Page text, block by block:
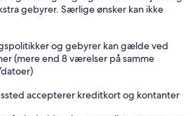
gebyrer. Særlige ønsker kan ikke
og gebyrer kan gælde ved
(mere end 8 værelser på samme
accepterer kreditkort og kontanter